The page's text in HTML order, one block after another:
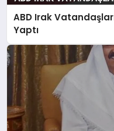
ABD Irak
Yaptı